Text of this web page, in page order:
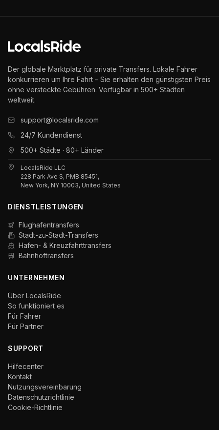
Der globale Marktplatz für private Transfers. Lokale Fahrer
konkurrieren um Ihre Fahrt – Sie erhalten den günstigsten Preis
ohne versteckte Gebühren. Verfügbar in 500+ Städten
weltweit.
support@localsride.com
24/7 Kundendienst
500+ Städte · 80+ Länder
LocalsRide LLC
228 Park Ave S, PMB 85451,
New York, NY 10003, United States
DIENSTLEISTUNGEN
Flughafentransfers
Stadt-zu-Stadt-Transfers
Hafen- & Kreuzfahrttransfers
Bahnhoftransfers
UNTERNEHMEN
Über LocalsRide
So funktioniert es
Für Fahrer
Für Partner
SUPPORT
Hilfecenter
Kontakt
Nutzungsvereinbarung
Datenschutzrichtlinie
Cookie-Richtlinie